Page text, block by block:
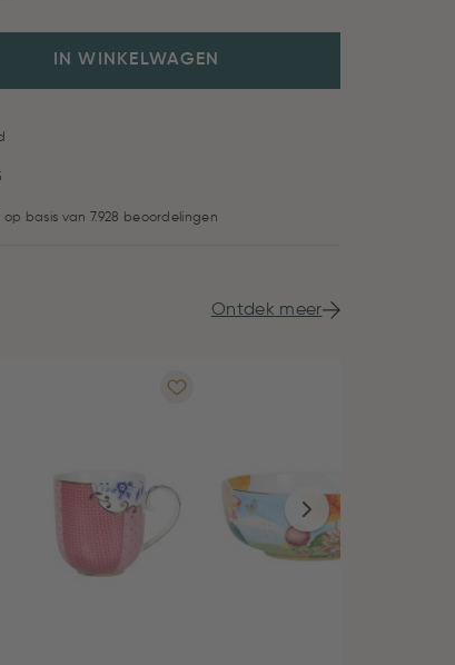
IN WINKELWAGEN
basis van 7.928 beoordelingen
Ontdek meer